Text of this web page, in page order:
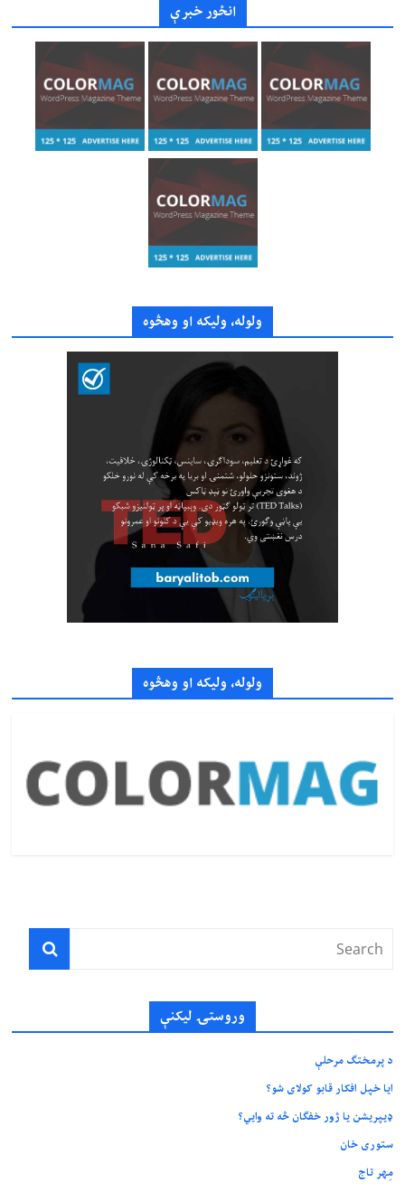
انځور خبرې
ولوله، ولیکه او وهڅوه
ولوله، ولیکه او وهڅوه
وروستۍ ليکنې
د پرمختګ مرحلې
ایا خپل افکار قابو کولای شو؟
ډیپریشن یا ژور خفګان څه ته وایي؟
ستوری خان
مِهر تاج